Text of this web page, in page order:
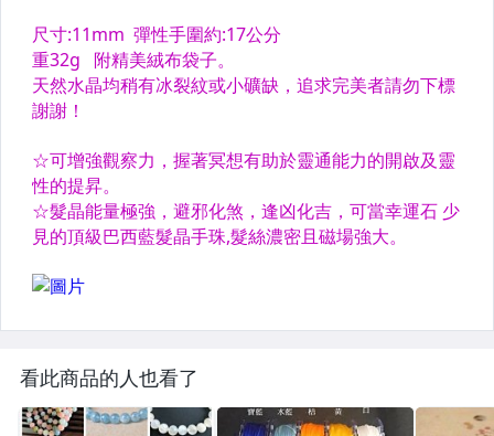
看此商品的人也看了